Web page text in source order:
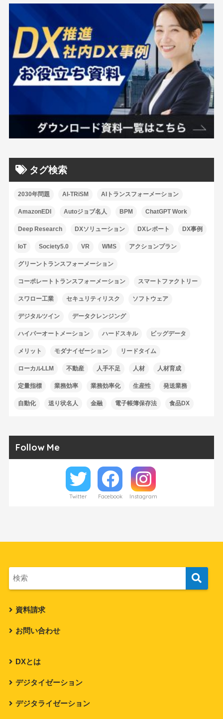
タグ検索
2030年問題 AI-TRiSM AIトランスフォーメーション
AmazonEDI Autoジョブ名人 BPM ChatGPT Work
Deep Research DXソリューション DXレポート DX事例
IoT Society5.0 VR WMS アクションプラン
グリーントランスフォーメーション
コーポレートトランスフォーメーション スマートファクトリー
スワロー工業 セキュリティリスク ソフトウェア
デジタルツイン データクレンジング
ハイパーオートメーション ハードスキル ビッグデータ
メリット モダナイゼーション リードタイム
ローカルLLM 不動産 人手不足 人材 人材育成
定量指標 業務効率 業務効率化 生産性 発送業務
自動化 送り状名人 金融 電子帳簿保存法 食品DX
Follow Me
Twitter Facebook Instagram
資料請求
お問い合わせ
DXとは
デジタイゼーション
デジタライゼーション